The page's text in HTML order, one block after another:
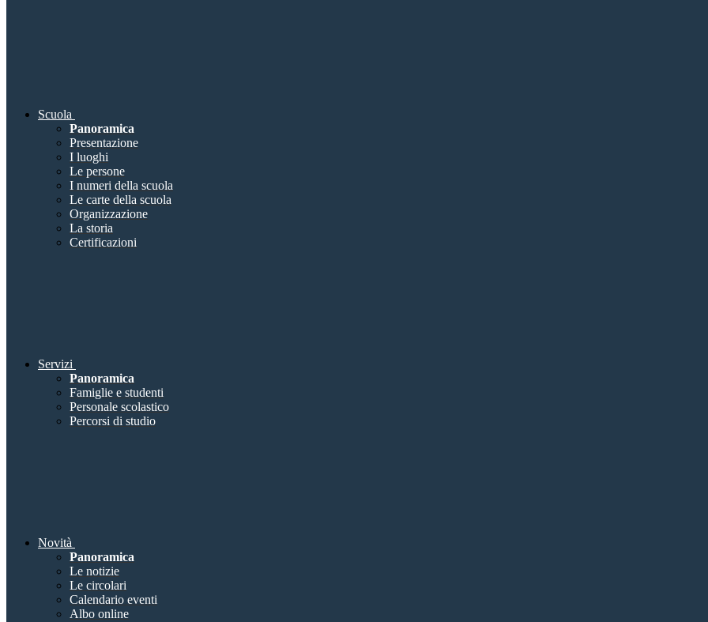
Scuola
Panoramica
Presentazione
I luoghi
Le persone
I numeri della scuola
Le carte della scuola
Organizzazione
La storia
Certificazioni
Servizi
Panoramica
Famiglie e studenti
Personale scolastico
Percorsi di studio
Novità
Panoramica
Le notizie
Le circolari
Calendario eventi
Albo online